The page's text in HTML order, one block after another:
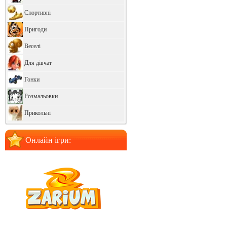
Спортивні
Пригоди
Веселі
Для дівчат
Гонки
Розмальовки
Прикольні
Онлайн ігри: